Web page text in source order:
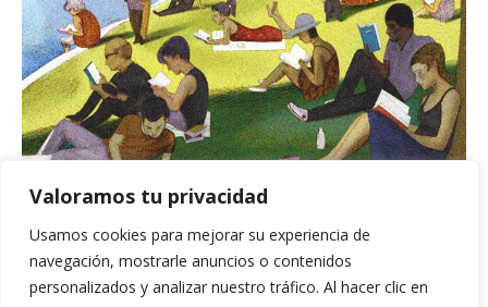
Valoramos tu privacidad
Usamos cookies para mejorar su experiencia de
navegación, mostrarle anuncios o contenidos
personalizados y analizar nuestro tráfico. Al hacer clic en
BUSCADOR